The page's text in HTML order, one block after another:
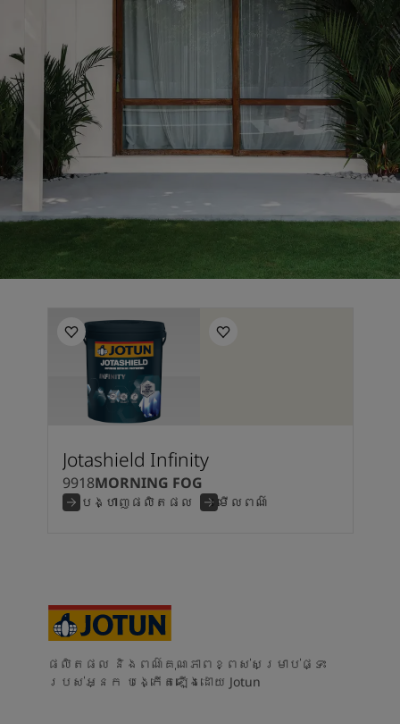
Soulful Spaces - ជម្រើសពណ៌ចុងក្រោយបំផុតពី Jotun
Jotashield Infinity
9918MORNING FOG
បង្ហាញផលិតផល មើលពណ៌
ផលិតផល និងពណ៌គុណភាពខ្ពស់សម្រាប់ផ្ទះ
របស់អ្នក បង្កើតឡើងដោយ Jotun